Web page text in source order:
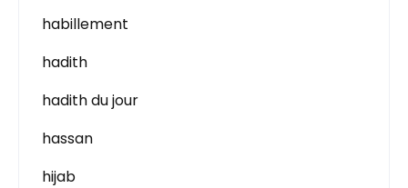
habillement
hadith
hadith du jour
hassan
hijab